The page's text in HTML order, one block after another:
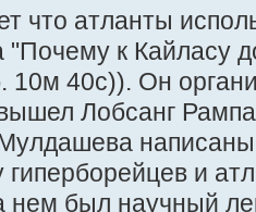
что атланты
"Почему к Кайласу
40с)). Он
Лобсанг
гиперборейцев и
нем был научный